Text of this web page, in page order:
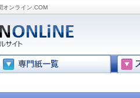
オンライン.COM